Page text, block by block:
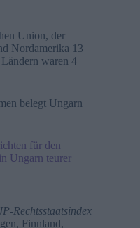
Union, der
Nordamerika 13
waren 4
belegt Ungarn
für den
Ungarn teurer
Rechtsstaatsindex
Finnland,